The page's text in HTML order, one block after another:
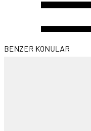
BENZER KONULAR